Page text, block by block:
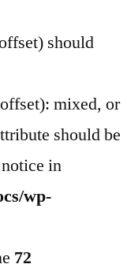
should
mixed, or
should be
in
wp-
72